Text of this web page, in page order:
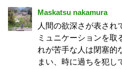
Maskatsu nakamura
人間の欲深さが表され
ミュニケーションを取
れが苦手な人は閉塞的
まい、時に過ちを犯し